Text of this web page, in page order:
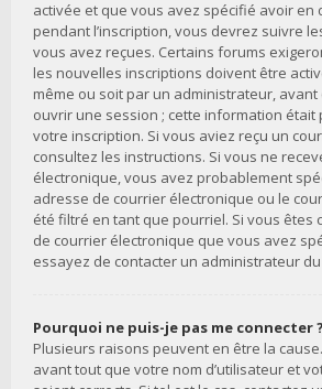
activée et que vous avez spécifié avoir en
pendant l’inscription, vous devrez suivre
vous avez reçues. Certains forums
les nouvelles inscriptions doivent être
même ou soit par un administrateur,
ouvrir une session ; cette information était
votre inscription. Si vous aviez reçu un
consultez les instructions. Si vous ne
électronique, vous avez probablement
adresse de courrier électronique ou le
été filtré en tant que pourriel. Si vous êtes
de courrier électronique que vous avez
essayez de contacter un administrateur
Pourquoi ne puis-je pas me connecter ?
Plusieurs raisons peuvent en être la
avant tout que votre nom d’utilisateur et